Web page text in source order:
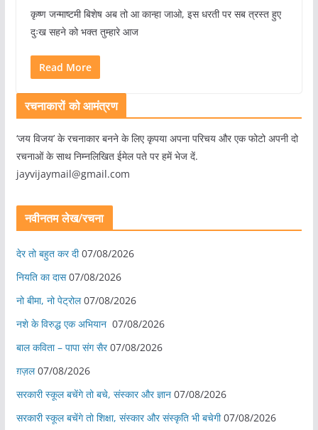
कृष्ण जन्माष्टमी बिशेष अब तो आ कान्हा जाओ, इस धरती पर सब त्रस्त हुए
दुःख सहने को भक्त तुम्हारे आज
Read More
रचनाकारों को आमंत्रण
‘जय विजय’ के रचनाकार बनने के लिए कृपया अपना परिचय और एक फोटो अपनी दो
रचनाओं के साथ निम्नलिखित ईमेल पते पर हमें भेज दें.
jayvijaymail@gmail.com
नवीनतम लेख/रचना
देर तो बहुत कर दी 07/08/2026
नियति का दास 07/08/2026
नो बीमा, नो पेट्रोल 07/08/2026
नशे के विरुद्ध एक अभियान 07/08/2026
बाल कविता – पापा संग सैर 07/08/2026
ग़ज़ल 07/08/2026
सरकारी स्कूल बचेंगे तो बचे, संस्कार और ज्ञान 07/08/2026
सरकारी स्कूल बचेंगे तो शिक्षा, संस्कार और संस्कृति भी बचेगी 07/08/2026